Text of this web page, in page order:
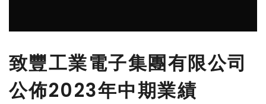
致豐工業電子集團有限公司
公佈2023年中期業績